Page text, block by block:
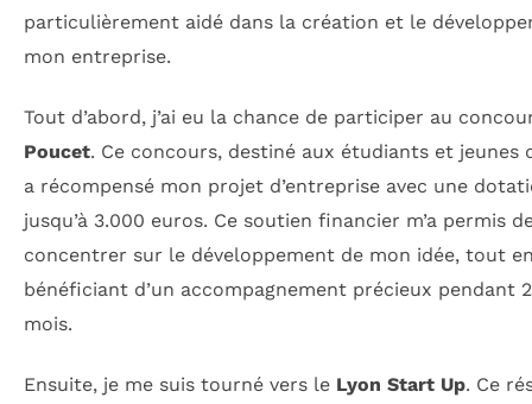
particulièrement aidé dans la création et le
mon entreprise.
Tout d’abord, j’ai eu la chance de participer au
Poucet. Ce concours, destiné aux étudiants et jeunes
a récompensé mon projet d’entreprise avec une
jusqu’à 3.000 euros. Ce soutien financier m’a permis
concentrer sur le développement de mon idée, tout
bénéficiant d’un accompagnement précieux pendant
mois.
Ensuite, je me suis tourné vers le Lyon Start Up. Ce